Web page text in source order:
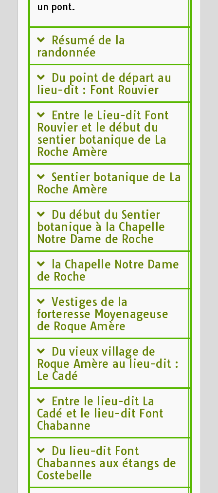
un pont.
Résumé de la
randonnée
Du point de départ au
lieu-dit : Font Rouvier
Entre le Lieu-dit Font
Rouvier et le début du
sentier botanique de La
Roche Amère
Sentier botanique de La
Roche Amère
Du début du Sentier
botanique à la Chapelle
Notre Dame de Roche
la Chapelle Notre Dame
de Roche
Vestiges de la
forteresse Moyenageuse
de Roque Amère
Du vieux village de
Roque Amère au lieu-dit :
Le Cadé
Entre le lieu-dit La
Cadé et le lieu-dit Font
Chabanne
Du lieu-dit Font
Chabannes aux étangs de
Costebelle